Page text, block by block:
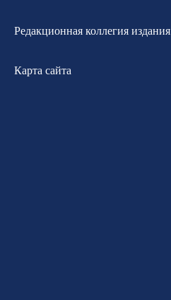
Редакционная коллегия издания
Карта сайта